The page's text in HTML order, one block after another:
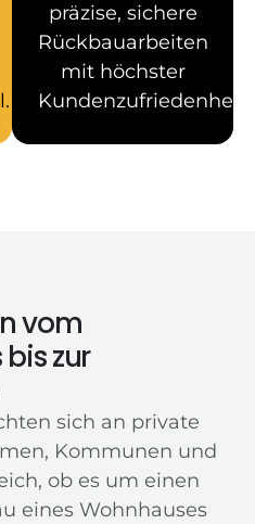
präzise, sichere
Rückbauarbeiten
mit höchster
Kundenzufriedenheit.
vom
zur
sich an private
Kommunen und
ob es um einen
eines Wohnhauses